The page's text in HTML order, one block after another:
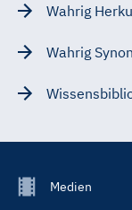
Wahrig
Wahrig
FooterMedien